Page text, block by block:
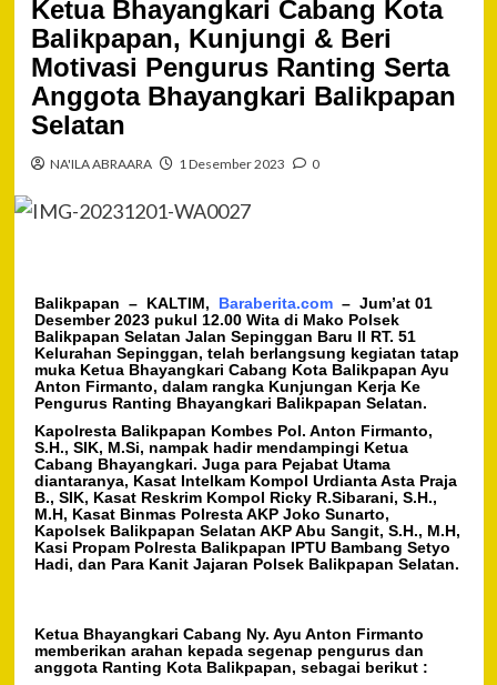
Ketua Bhayangkari Cabang Kota
Balikpapan, Kunjungi & Beri
Motivasi Pengurus Ranting Serta
Anggota Bhayangkari Balikpapan
Selatan
NA'ILA ABRAARA 1 Desember 2023 0
Balikpapan – KALTIM, Baraberita.com– Jum’at 01
Desember 2023 pukul 12.00 Wita di Mako Polsek
Balikpapan Selatan Jalan Sepinggan Baru II RT. 51
Kelurahan Sepinggan, telah berlangsung kegiatan tatap
muka Ketua Bhayangkari Cabang Kota Balikpapan Ayu
Anton Firmanto, dalam rangka Kunjungan Kerja Ke
Pengurus Ranting Bhayangkari Balikpapan Selatan.
Kapolresta Balikpapan Kombes Pol. Anton Firmanto,
S.H., SIK, M.Si, nampak hadir mendampingi Ketua
Cabang Bhayangkari. Juga para Pejabat Utama
diantaranya, Kasat Intelkam Kompol Urdianta Asta Praja
B., SIK, Kasat Reskrim Kompol Ricky R.Sibarani, S.H.,
M.H, Kasat Binmas Polresta AKP Joko Sunarto,
Kapolsek Balikpapan Selatan AKP Abu Sangit, S.H., M.H,
Kasi Propam Polresta Balikpapan IPTU Bambang Setyo
Hadi, dan Para Kanit Jajaran Polsek Balikpapan Selatan.
Ketua Bhayangkari Cabang Ny. Ayu Anton Firmanto
memberikan arahan kepada segenap pengurus dan
anggota Ranting Kota Balikpapan, sebagai berikut :